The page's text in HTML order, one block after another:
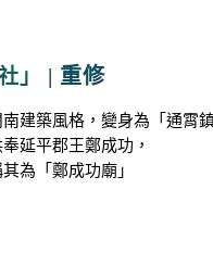
」 | 重修
建築風格，變身為「通霄
延平郡王鄭成功，
為「鄭成功廟」